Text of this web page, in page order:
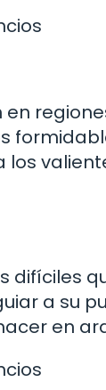
difíciles
a su
en